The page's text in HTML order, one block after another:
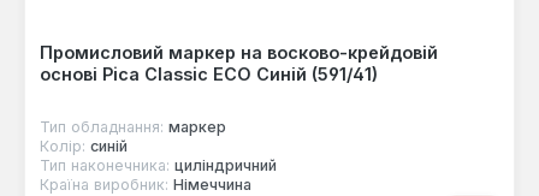
Промисловий маркер на восково-крейдовій
основі Pica Classic ECO Синій (591/41)
Тип обладнання: маркер
Колір: синій
Тип наконечника: циліндричний
Країна виробник: Німеччина